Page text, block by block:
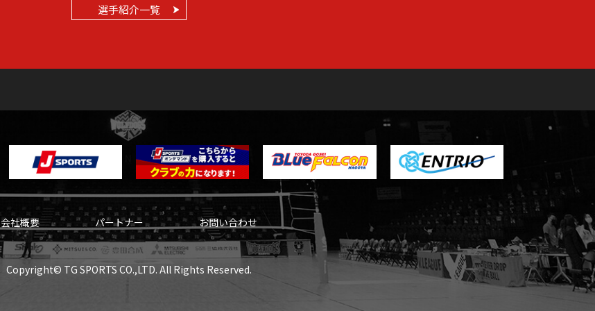
選手紹介一覧
会社概要 パートナー お問い合わせ
Copyright© TG SPORTS CO.,LTD. All Rights Reserved.